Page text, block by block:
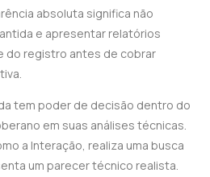
absoluta significa não
e apresentar relatórios
do registro antes de cobrar
tem poder de decisão dentro do
em suas análises técnicas.
a Interação, realiza uma busca
um parecer técnico realista.